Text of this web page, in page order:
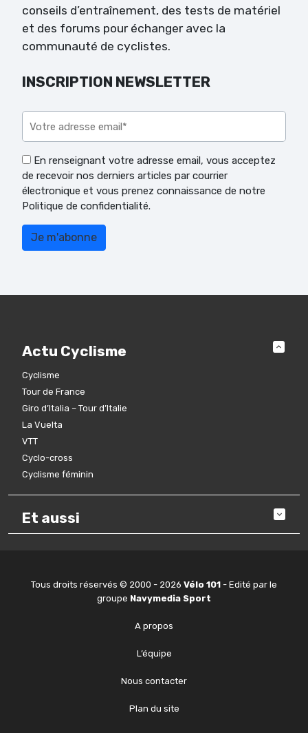
conseils d’entraînement, des tests de matériel
et des forums pour échanger avec la
communauté de cyclistes.
INSCRIPTION NEWSLETTER
En renseignant votre adresse email, vous acceptez
de recevoir nos derniers articles par courrier
électronique et vous prenez connaissance de notre
Politique de confidentialité.
Actu Cyclisme
Cyclisme
Tour de France
Giro d’Italia – Tour d’Italie
La Vuelta
VTT
Cyclo-cross
Cyclisme féminin
Et aussi
Tous droits réservés © 2000 - 2026 Vélo 101 - Edité par le
groupe Navymedia Sport
A propos
L’équipe
Nous contacter
Plan du site